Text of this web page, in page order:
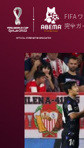
FIFA
完全ガ
ニュース
News
出場国
Teams